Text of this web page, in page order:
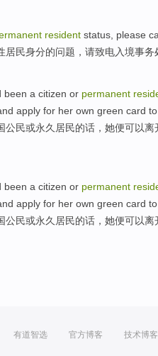
resident status, please
居民身分的问题， 请致电入境事务
been a citizen or permanent
apply for her own green card
公民或永久 居民的话， 她便可以离
been a citizen or permanent
apply for her own green card
公民或永久 居民的话， 她便可以离
有道智选 官方博客 技术博客